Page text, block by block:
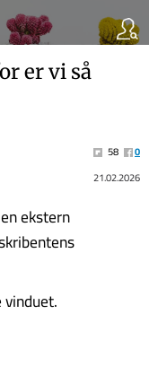
er vi så
58
0
21.02.2026
ekstern